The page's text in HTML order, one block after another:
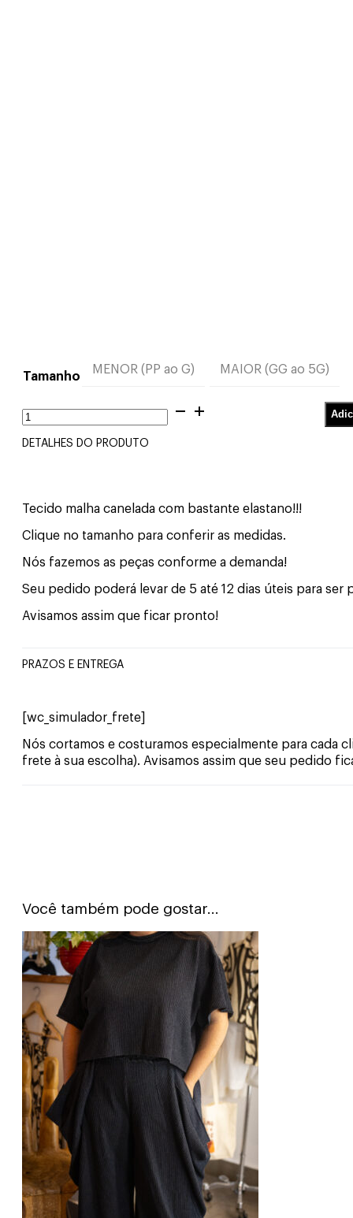
Tamanho
MENOR (PP ao G) MAIOR (GG ao 5G)
Cropped
Gola
Alta
Manga
DETALHES DO PRODUTO
Tecido malha canelada com bastante elastano!!!
Clique no tamanho para conferir as medidas.
Nós fazemos as peças conforme a demanda!
Seu pedido poderá levar de 5 até 12 dias úteis para ser
Avisamos assim que ficar pronto!
PRAZOS E ENTREGA
[wc_simulador_frete]
Nós cortamos e costuramos especialmente para cada
frete à sua escolha). Avisamos assim que seu pedido
Você também pode gostar...